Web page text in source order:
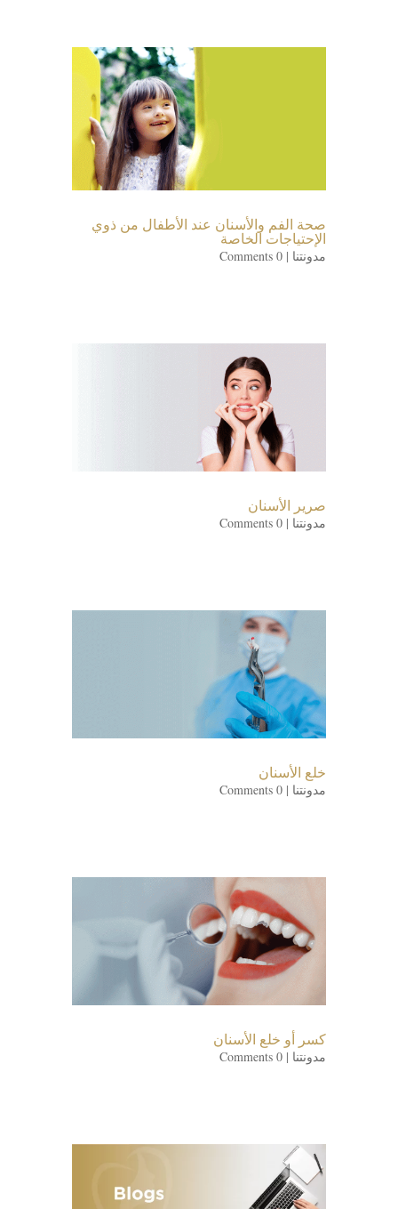
صحة الفم والأسنان عند الأطفال من ذوي
الإحتياجات الخاصة
مدونتنا | 0 Comments
صرير الأسنان
مدونتنا | 0 Comments
خلع الأسنان
مدونتنا | 0 Comments
كسر أو خلع الأسنان
مدونتنا | 0 Comments